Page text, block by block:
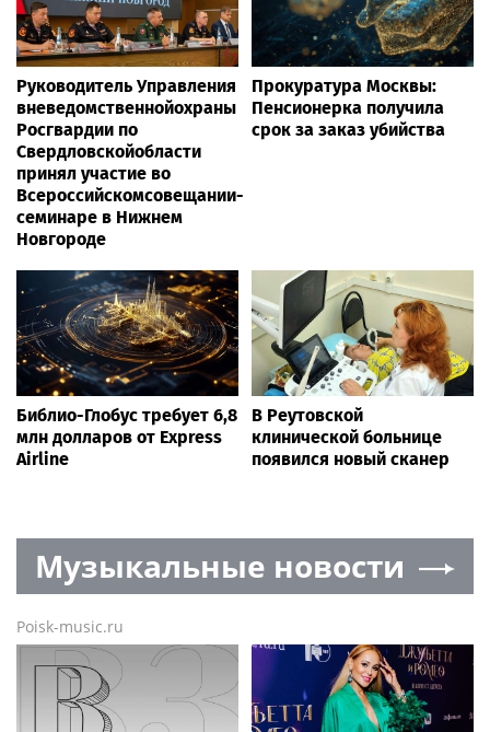
Руководитель Управления
вневедомственнойохраны
Росгвардии по
Свердловскойобласти
принял участие во
Всероссийскомсовещании-
семинаре в Нижнем
Новгороде
Прокуратура Москвы:
Пенсионерка получила
срок за заказ убийства
Библио-Глобус требует 6,8
млн долларов от Express
Airline
В Реутовской
клинической больнице
появился новый сканер
Музыкальные новости
Poisk-music.ru